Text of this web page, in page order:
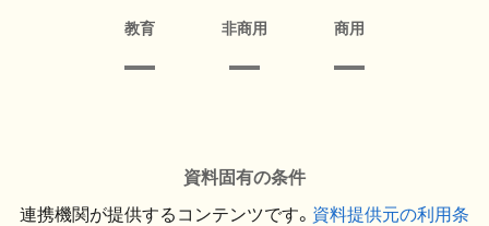
教育 非商用 商用
資料固有の条件
連携機関が提供するコンテンツです。 資料提供元の利用条